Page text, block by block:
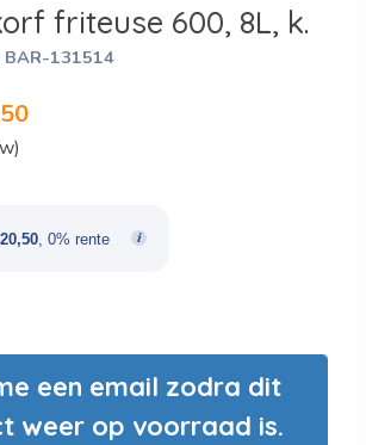
friteuse 600, 8L, k.
BAR-131514
Huidige
€61,50.
, 0% rente
een email zodra dit
weer op voorraad is.